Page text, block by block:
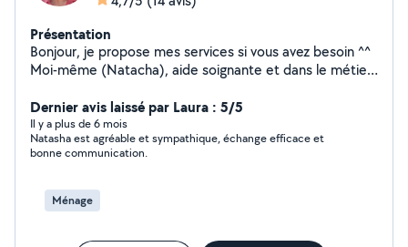
Présentation
Bonjour, je propose mes services si vous avez besoin ^^
Moi-même (Natacha), aide soignante et dans le métier
prise de repas, rendez-vous médicaux, courses,
promenades, aide à la toilette à l'habillage, repassage,
ménages etc... Je suis très ponctuelle, autonome et
minutieuse. Au plaisir ;-)
Dernier avis laissé par Laura : 5/5
Il y a plus de 6 mois
Natasha est agréable et sympathique, échange efficace et
bonne communication.
Ménage